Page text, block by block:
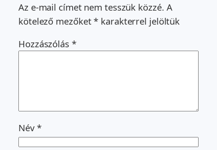
Az e-mail címet nem tesszük közzé. A
kötelező mezőket* karakterrel jelöltük
Hozzászólás *
Név*